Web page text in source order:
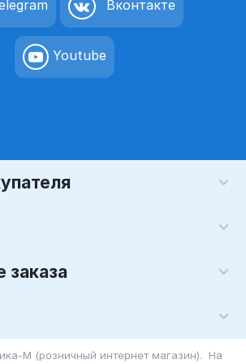
Вконтакте
Youtube
М (розничный интернет магазин). На